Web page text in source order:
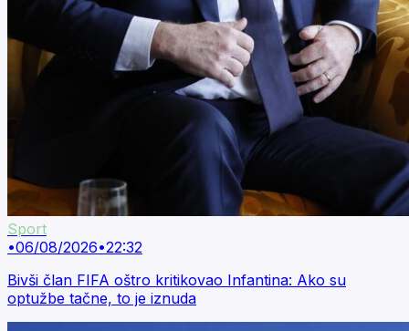
Sport
•06/08/2026•22:32
Bivši član FIFA oštro kritikovao Infantina: Ako su
optužbe tačne, to je iznuda